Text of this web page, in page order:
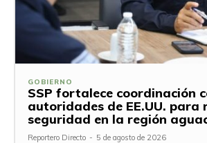
GOBIERNO
SSP fortalece coordinación
autoridades de EE.UU. para
seguridad en la región
Reportero Directo - 5 de agosto de 2026